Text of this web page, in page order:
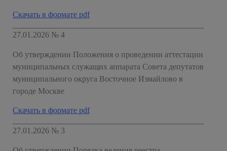
Скачать в формате pdf
27.01.2026 № 4
Об утверждении Положения о проведении аттестации
муниципальных служащих аппарата Совета депутатов
муниципального округа Восточное Измайлово в
городе Москве
Скачать в формате pdf
27.01.2026 № 3